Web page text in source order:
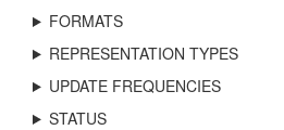
FORMATS
REPRESENTATION TYPES
UPDATE FREQUENCIES
STATUS